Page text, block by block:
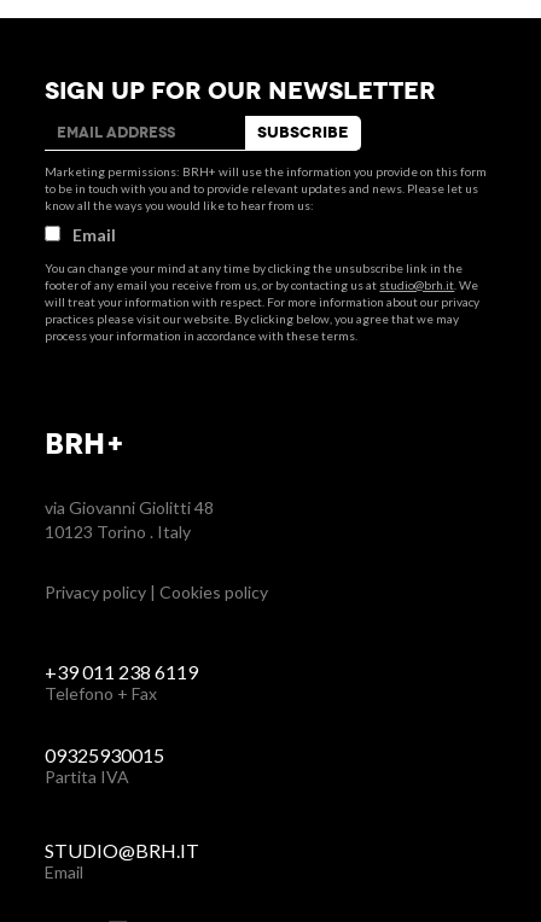
BRH+
via Giovanni Giolitti 48
10123 Torino . Italy
Privacy policy |Cookies policy
SIGN UP FOR OUR NEWSLETTER
Marketing permissions: BRH+ will use the information you provide on this form
to be in touch with you and to provide relevant updates and news. Please let us
know all the ways you would like to hear from us:
Email
You can change your mind at any time by clicking the unsubscribe link in the
footer of any email you receive from us, or by contacting us at studio@brh.it . We
will treat your information with respect. For more information about our privacy
practices please visit our website. By clicking below, you agree that we may
process your information in accordance with these terms.
+39 011 238 6119
Telefono + Fax
09325930015
Partita IVA
STUDIO@BRH.IT
Email